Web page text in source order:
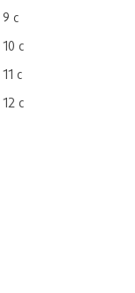
с
с
с
с